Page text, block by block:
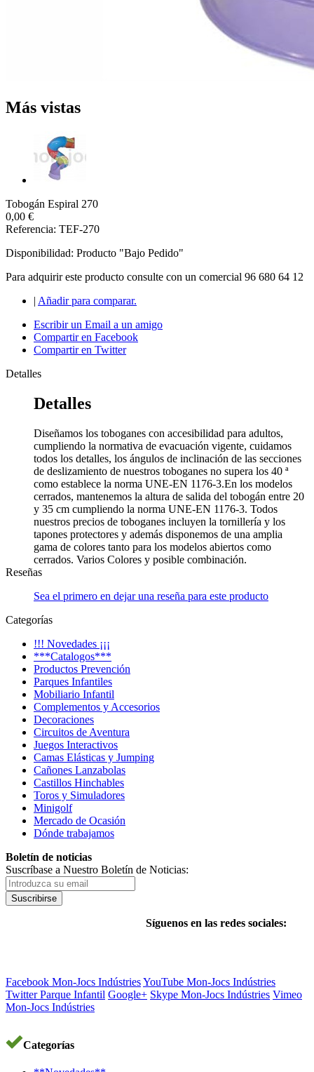
Más vistas
Tobogán Espiral 270
0,00 €
Referencia: TEF-270
Disponibilidad: Producto "Bajo Pedido"
Para adquirir este producto consulte con un comercial 96 680 64 12
| Añadir para comparar.
Escribir un Email a un amigo
Compartir en Facebook
Compartir en Twitter
Detalles
Detalles
Diseñamos los toboganes con accesibilidad para adultos,
cumpliendo la normativa de evacuación vigente, cuidamos
todos los detalles, los ángulos de inclinación de las secciones
de deslizamiento de nuestros toboganes no supera los 40 ª
como establece la norma UNE-EN 1176-3.En los modelos
cerrados, mantenemos la altura de salida del tobogán entre 20
y 35 cm cumpliendo la norma UNE-EN 1176-3. Todos
nuestros precios de toboganes incluyen la tornillería y los
tapones protectores y además disponemos de una amplia
gama de colores tanto para los modelos abiertos como
cerrados. Varios Colores y posible combinación.
Reseñas
Sea el primero en dejar una reseña para este producto
Categorías
!!! Novedades ¡¡¡
***Catalogos***
Productos Prevención
Parques Infantiles
Mobiliario Infantil
Complementos y Accesorios
Decoraciones
Circuitos de Aventura
Juegos Interactivos
Camas Elásticas y Jumping
Cañones Lanzabolas
Castillos Hinchables
Toros y Simuladores
Minigolf
Mercado de Ocasión
Dónde trabajamos
Boletín de noticias
Suscríbase a Nuestro Boletín de Noticias:
Suscribirse
Síguenos en las redes sociales:
Facebook Mon-Jocs IndústriesYouTube Mon-Jocs Indústries
Twitter Parque Infantil Google+ Skype Mon-Jocs Indústries Vimeo
Mon-Jocs Indústries
Categorías